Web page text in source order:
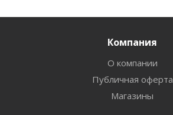
Компания
О компании
Публичная оферта
Магазины